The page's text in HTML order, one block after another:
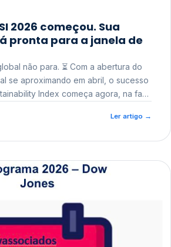
começou. Sua
pronta para a janela de
⏳ Com a abertura do
se aproximando em abril, o sucesso
Index começa agora, na fase
Ler artigo →